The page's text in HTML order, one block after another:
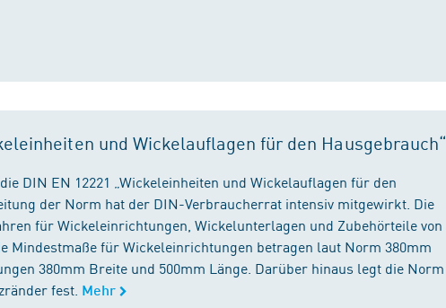
und Wickelauflagen für den Hausgebrauch“
DIN EN 12221 „Wickeleinheiten und Wickelauflagen für den
der Norm hat der DIN-Verbraucherrat intensiv mitgewirkt. Die
für Wickeleinrichtungen, Wickelunterlagen und Zubehörteile von
Mindestmaße für Wickeleinrichtungen betragen laut Norm 380mm
380mm Breite und 500mm Länge. Darüber hinaus legt die Norm
fest. Mehr